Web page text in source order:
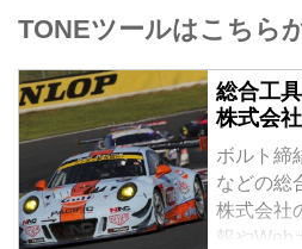
TONEツールはこちら
総合工
株式会社
ボルト締
などの総
株式会社
報やWeb